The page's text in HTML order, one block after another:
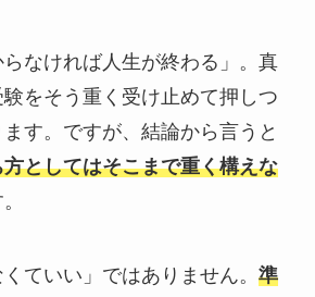
らなければ人生が終わる」。真
をそう重く受け止めて押しつ
す。ですが、結論から言うと
としてはそこまで重く構えな
ていい」ではありません。 準